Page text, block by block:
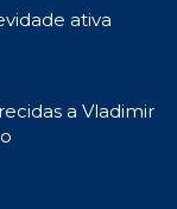
ativa
a Vladimir